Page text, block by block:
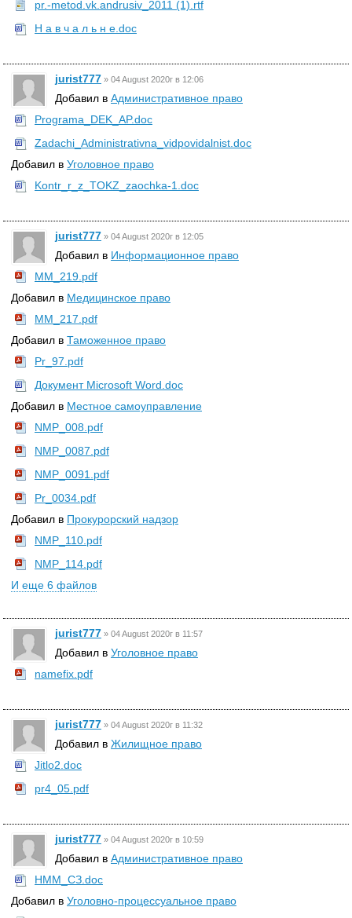
pr.-metod.vk.andrusiv_2011 (1).rtf
Н а в ч а л ь н е.doc
jurist777 » 04 August 2020г в 12:06
Добавил в Административное право
Programa_DEK_AP.doc
Zadachi_Administrativna_vidpovidalnist.doc
Добавил в Уголовное право
Kontr_r_z_TOKZ_zaochka-1.doc
jurist777 » 04 August 2020г в 12:05
Добавил в Информационное право
MM_219.pdf
Добавил в Медицинское право
MM_217.pdf
Добавил в Таможенное право
Pr_97.pdf
Документ Microsoft Word.doc
Добавил в Местное самоуправление
NMP_008.pdf
NMP_0087.pdf
NMP_0091.pdf
Pr_0034.pdf
Добавил в Прокурорский надзор
NMP_110.pdf
NMP_114.pdf
И еще 6 файлов
jurist777 » 04 August 2020г в 11:57
Добавил в Уголовное право
namefix.pdf
jurist777 » 04 August 2020г в 11:32
Добавил в Жилищное право
Jitlo2.doc
pr4_05.pdf
jurist777 » 04 August 2020г в 10:59
Добавил в Административное право
НММ_СЗ.doc
Добавил в Уголовно-процессуальное право